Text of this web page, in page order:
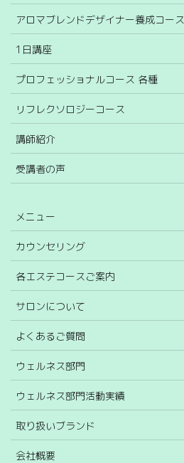
アロマブレンドデザイナー養成コース
1日講座
プロフェッショナルコース 各種
リフレクソロジーコース
講師紹介
受講者の声
メニュー
カウンセリング
各エステコースご案内
サロンについて
よくあるご質問
ウェルネス部門
ウェルネス部門活動実績
取り扱いブランド
会社概要